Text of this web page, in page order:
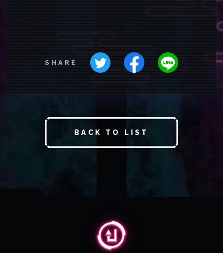
SHARE
BACK TO LIST